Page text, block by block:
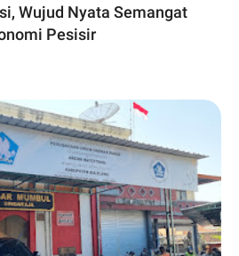
Wujud Nyata Semangat
Pesisir